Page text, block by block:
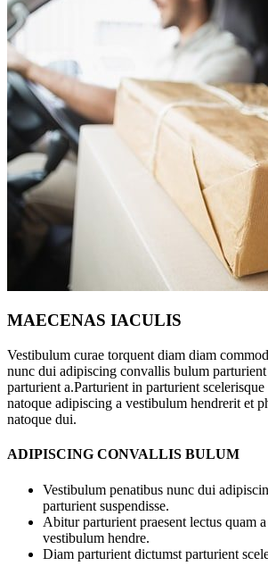
MAECENAS IACULIS
Vestibulum curae torquent diam diam
nunc dui adipiscing convallis bulum parturient
parturient a.Parturient in parturient
natoque adipiscing a vestibulum hendrerit et
natoque dui.
ADIPISCING CONVALLIS BULUM
Vestibulum penatibus nunc dui
parturient suspendisse.
Abitur parturient praesent lectus quam
vestibulum hendre.
Diam parturient dictumst parturient